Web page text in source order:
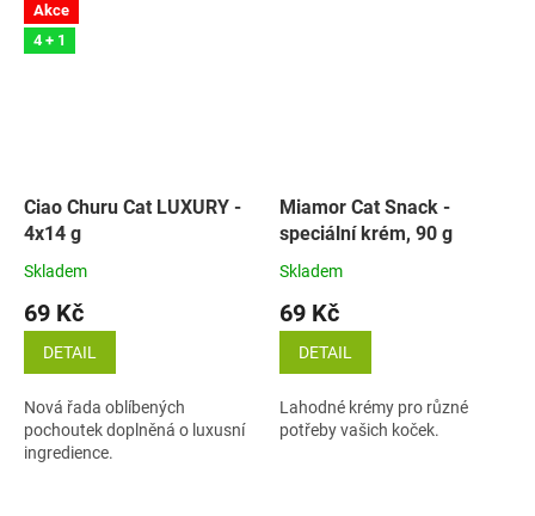
Akce
4 + 1
Ciao Churu Cat LUXURY -
4x14 g
Skladem
69 Kč
DETAIL
Nová řada oblíbených
pochoutek doplněná o luxusní
ingredience.
Miamor Cat Snack -
speciální krém, 90 g
Skladem
69 Kč
DETAIL
Lahodné krémy pro různé
potřeby vašich koček.